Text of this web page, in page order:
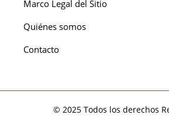
Marco Legal del Sitio
Quiénes somos
Contacto
© 2025 Todos los derechos